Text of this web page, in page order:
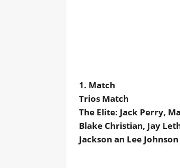
1. Match
Trios Match
The Elite: Jack Perry,
Blake Christian, Jay
Jackson an Lee